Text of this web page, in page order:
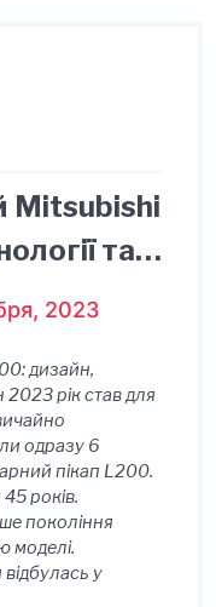
Mitsubishi
та
2023
дизайн,
2023 рік став для
одразу 6
пікап L200.
років.
покоління
моделі.
у